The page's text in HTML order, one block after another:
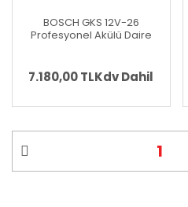
BOSCH GKS 12V-26
Profesyonel Akülü Daire
(Teslimat Kapsamında Akü
ve Şarj Cihazı Yoktur)
7.180,00 TLKdv Dahil
1